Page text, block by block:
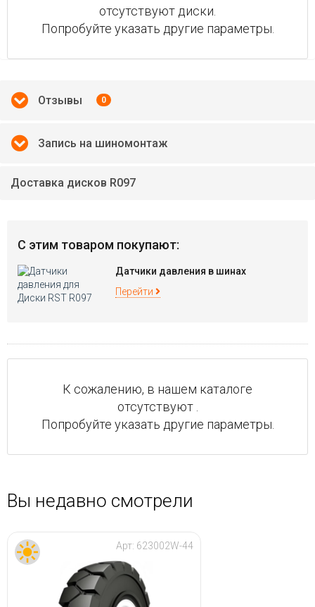
отсутствуют диски.
Попробуйте указать другие параметры.
Отзывы 0
Запись на шиномонтаж
Доставка дисков R097
С этим товаром покупают:
Датчики давления в шинах
Перейти
К сожалению, в нашем каталоге
отсутствуют .
Попробуйте указать другие параметры.
Вы недавно смотрели
Арт: 623002W-44